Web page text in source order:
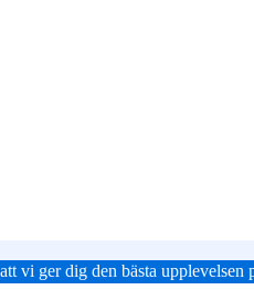
vi ger dig den bästa